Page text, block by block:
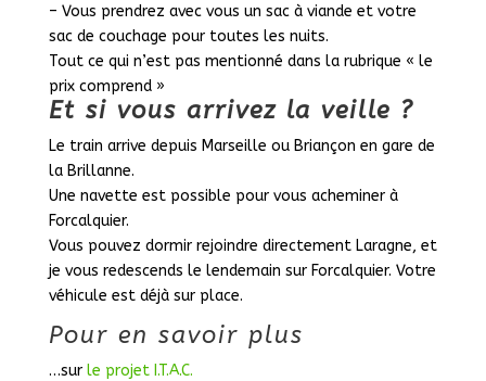
– Vous prendrez avec vous un sac à viande et votre
sac de couchage pour toutes les nuits.
Tout ce qui n’est pas mentionné dans la rubrique « le
prix comprend »
Et si vous arrivez la veille ?
Le train arrive depuis Marseille ou Briançon en gare de
la Brillanne.
Une navette est possible pour vous acheminer à
Forcalquier.
Vous pouvez dormir rejoindre directement Laragne, et
je vous redescends le lendemain sur Forcalquier. Votre
véhicule est déjà sur place.
Pour en savoir plus
…sur le projet I.T.A.C.